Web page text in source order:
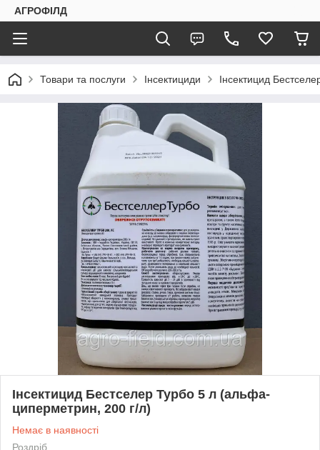
АГРОФІЛД
Товари та послуги Інсектициди Інсектицид
Інсектицид Бестселер Турбо 5 л (альфа-
циперметрин, 200 г/л)
Немає в наявності
Роздріб